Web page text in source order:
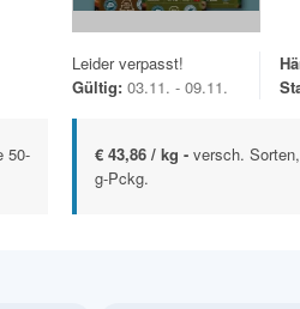
50-
Leider verpasst!
Gültig: 03.11. - 09.11.
€ 43,86 / kg - versch.
g-Pckg.